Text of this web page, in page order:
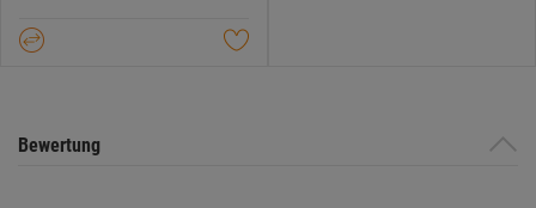
Sternen.
Bewertung